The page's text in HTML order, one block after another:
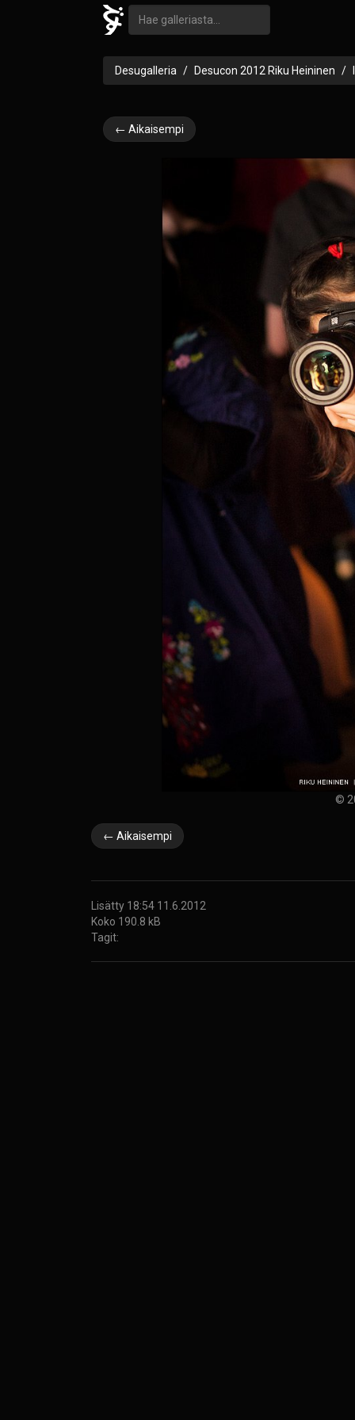
Desugalleria Desucon 2012 Riku Heininen
← Aikaisempi
©
← Aikaisempi
Lisätty 18:54 11.6.2012
Koko 190.8 kB
Tagit: